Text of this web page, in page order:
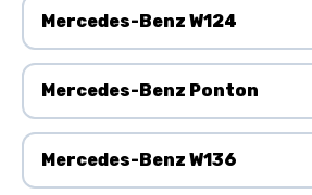
Mercedes-Benz W124
Mercedes-Benz Ponton
Mercedes-Benz W136